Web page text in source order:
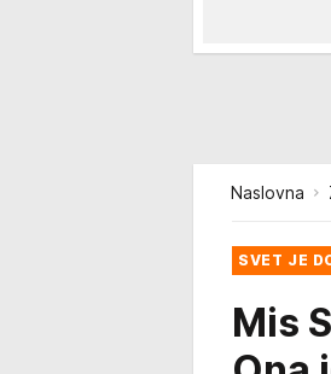
Naslovna
SVET JE
Mis